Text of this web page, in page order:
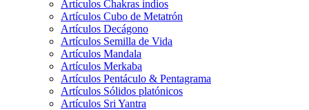
Artículos Chakras indios
Artículos Cubo de Metatrón
Artículos Decágono
Artículos Semilla de Vida
Artículos Mandala
Artículos Merkaba
Artículos Pentáculo & Pentagrama
Artículos Sólidos platónicos
Artículos Sri Yantra